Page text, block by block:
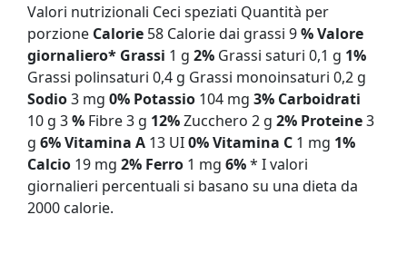
Valori nutrizionali Ceci speziati Quantità per
porzione Calorie 58 Calorie dai grassi 9% Valore
giornaliero* Grassi 1 g 2% Grassi saturi 0,1 g 1%
Grassi polinsaturi 0,4 g Grassi monoinsaturi 0,2 g
Sodio3 mg 0% Potassio 104 mg 3% Carboidrati
10 g 3% Fibre 3 g 12%Zucchero 2 g 2% Proteine​​3
g 6%Vitamina A 13 UI0%Vitamina C 1 mg 1%
Calcio 19 mg 2% Ferro 1 mg 6%* I valori
giornalieri percentuali si basano su una dieta da
2000 calorie.